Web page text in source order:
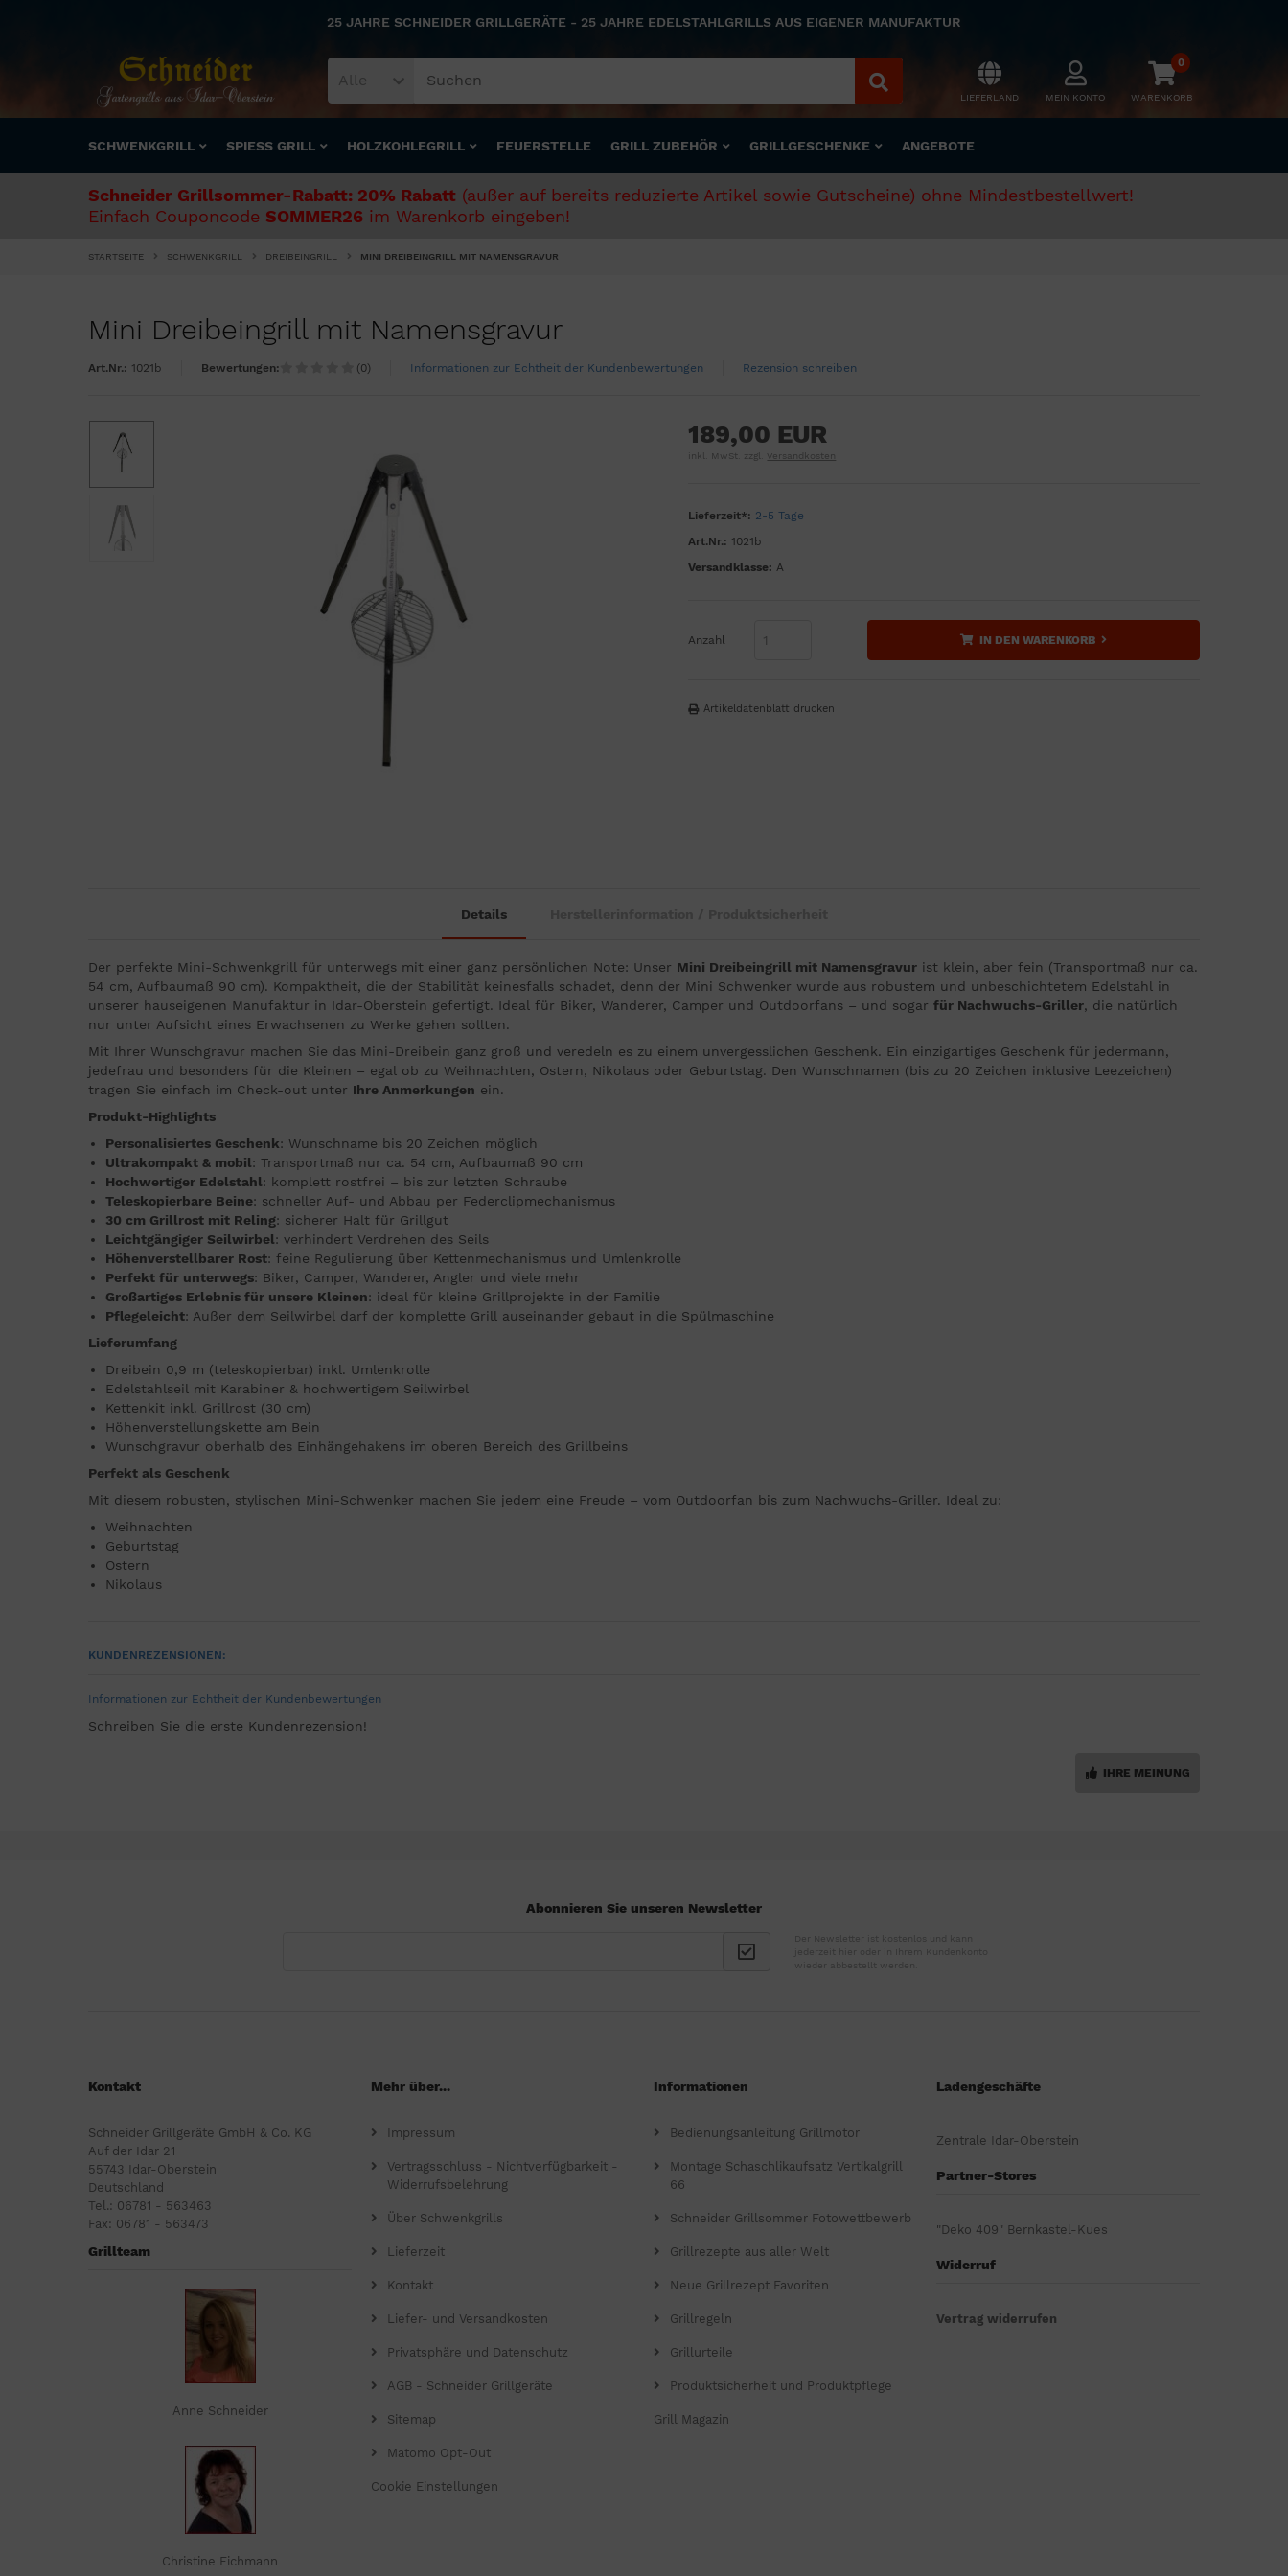
25 JAHRE SCHNEIDER GRILLGERÄTE - 25 JAHRE EDELSTAHLGRILLS AUS EIGENER MANUFAKTUR
Alle
LIEFERLAND MEIN KONTO
0
WARENKORB
SCHWENKGRILL SPIESS GRILL HOLZKOHLEGRILL FEUERSTELLE GRILL ZUBEHÖR GRILLGESCHENKE ANGEBOTE
Schneider Grillsommer-Rabatt: 20% Rabatt (außer auf bereits reduzierte Artikel sowie Gutscheine) ohne Mindestbestellwert!
Einfach Couponcode SOMMER26 im Warenkorb eingeben!
STARTSEITE SCHWENKGRILL DREIBEINGRILL MINI DREIBEINGRILL MIT NAMENSGRAVUR
Mini Dreibeingrill mit Namensgravur
Art.Nr.: 1021b Bewertungen: (0) Informationen zur Echtheit der Kundenbewertungen Rezension schreiben
189,00 EUR
inkl. MwSt. zzgl. Versandkosten
Lieferzeit*: 2-5 Tage
Art.Nr.: 1021b
Versandklasse: A
Anzahl IN DEN WARENKORB
Artikeldatenblatt drucken
Details
Der perfekte Mini-Schwenkgrill für unterwegs mit einer ganz persönlichen Note: Unser Mini Dreibeingrill mit Namensgravur ist klein, aber fein (Transportmaß nur ca.
54 cm, Aufbaumaß 90 cm). Kompaktheit, die der Stabilität keinesfalls schadet, denn der Mini Schwenker wurde aus robustem und unbeschichtetem Edelstahl in
unserer hauseigenen Manufaktur in Idar-Oberstein gefertigt. Ideal für Biker, Wanderer, Camper und Outdoorfans – und sogar für Nachwuchs-Griller, die natürlich
nur unter Aufsicht eines Erwachsenen zu Werke gehen sollten.
Mit Ihrer Wunschgravur machen Sie das Mini-Dreibein ganz groß und veredeln es zu einem unvergesslichen Geschenk. Ein einzigartiges Geschenk für jedermann,
jedefrau und besonders für die Kleinen – egal ob zu Weihnachten, Ostern, Nikolaus oder Geburtstag. Den Wunschnamen (bis zu 20 Zeichen inklusive Leezeichen)
tragen Sie einfach im Check-out unter Ihre Anmerkungen ein.
Produkt-Highlights
Personalisiertes Geschenk: Wunschname bis 20 Zeichen möglich
Ultrakompakt & mobil: Transportmaß nur ca. 54 cm, Aufbaumaß 90 cm
Hochwertiger Edelstahl: komplett rostfrei – bis zur letzten Schraube
Teleskopierbare Beine: schneller Auf- und Abbau per Federclipmechanismus
30 cm Grillrost mit Reling: sicherer Halt für Grillgut
Leichtgängiger Seilwirbel: verhindert Verdrehen des Seils
Höhenverstellbarer Rost: feine Regulierung über Kettenmechanismus und Umlenkrolle
Perfekt für unterwegs: Biker, Camper, Wanderer, Angler und viele mehr
Großartiges Erlebnis für unsere Kleinen: ideal für kleine Grillprojekte in der Familie
Pflegeleicht: Außer dem Seilwirbel darf der komplette Grill auseinander gebaut in die Spülmaschine
Lieferumfang
Dreibein 0,9 m (teleskopierbar) inkl. Umlenkrolle
Edelstahlseil mit Karabiner & hochwertigem Seilwirbel
Kettenkit inkl. Grillrost (30 cm)
Höhenverstellungskette am Bein
Wunschgravur oberhalb des Einhängehakens im oberen Bereich des Grillbeins
Perfekt als Geschenk
Mit diesem robusten, stylischen Mini-Schwenker machen Sie jedem eine Freude – vom Outdoorfan bis zum Nachwuchs-Griller. Ideal zu:
Weihnachten
Geburtstag
Ostern
Nikolaus
KUNDENREZENSIONEN:
Informationen zur Echtheit der Kundenbewertungen
Schreiben Sie die erste Kundenrezension!
IHRE MEINUNG
Abonnieren Sie unseren Newsletter
Der Newsletter ist kostenlos und kann
jederzeit hier oder in Ihrem Kundenkonto
wieder abbestellt werden.
Kontakt
Schneider Grillgeräte GmbH & Co. KG
Auf der Idar 21
55743 Idar-Oberstein
Deutschland
Tel.: 06781 - 563463
Fax: 06781 - 563473
Grillteam
Anne Schneider
Christine Eichmann
Mehr über...
Impressum
Vertragsschluss - Nichtverfügbarkeit -
Widerrufsbelehrung
Über Schwenkgrills
Lieferzeit
Kontakt
Liefer- und Versandkosten
Privatsphäre und Datenschutz
AGB - Schneider Grillgeräte
Sitemap
Matomo Opt-Out
Cookie Einstellungen
Informationen
Bedienungsanleitung Grillmotor
Montage Schaschlikaufsatz Vertikalgrill
66
Schneider Grillsommer Fotowettbewerb
Grillrezepte aus aller Welt
Neue Grillrezept Favoriten
Grillregeln
Grillurteile
Produktsicherheit und Produktpflege
Grill Magazin
Ladengeschäfte
Zentrale Idar-Oberstein
Partner-Stores
"Deko 409" Bernkastel-Kues
Widerruf
Vertrag widerrufen